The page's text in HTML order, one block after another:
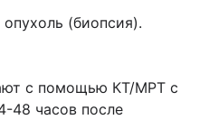
(биопсия).
с помощью КТ/МРТ с
48 часов после